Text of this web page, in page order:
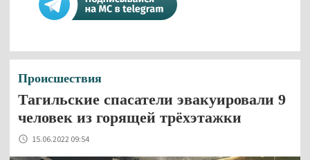
Происшествия
Тагильские спасатели эвакуировали 9
человек из горящей трёхэтажки
15.06.2022 09:54